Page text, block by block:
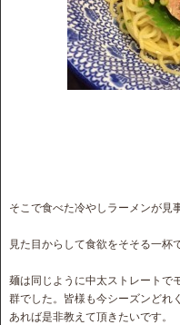
そこで食べた冷やしラーメンが見
見た目からして食欲をそそる一杯
麺は同じように中太ストレートで
群でした。皆様も今シーズンどれ
あれば是非教えて頂きたいです。